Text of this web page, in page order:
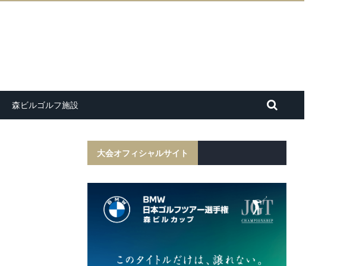
森ビルゴルフ施設
大会オフィシャルサイト